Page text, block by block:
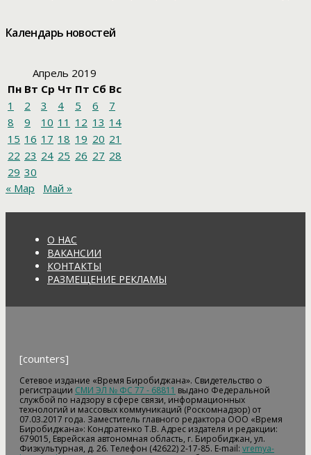
Календарь новостей
Апрель 2019
Пн Вт Ср Чт Пт Сб Вс
1
2 3 4 5 6
7
8
9 10 11 12 13 14
15 16 17 18 19 20 21
22 23 24 25 26 27 28
29 30
« Мар
Май »
О НАС
ВАКАНСИИ
КОНТАКТЫ
РАЗМЕЩЕНИЕ РЕКЛАМЫ
[counters]
Сетевое издание «Время Биробиджана». Свидетельство о
регистрации СМИ ЭЛ № ФС 77 - 68811 выдано Федеральной
службой по надзору в сфере связи, информационных
технологий и массовых коммуникаций (Роскомнадзор) от
07.03.2017 года. Заместитель главного редактора ООО «Время
Биробиджана»: Кондратенко Т.В. Адрес издателя и редакции:
679015, Еврейская автономная область, г. Биробиджан, ул.
Физкультурная, д. 26. Телефон (42622) 2-17-85. E-mail: vremya-